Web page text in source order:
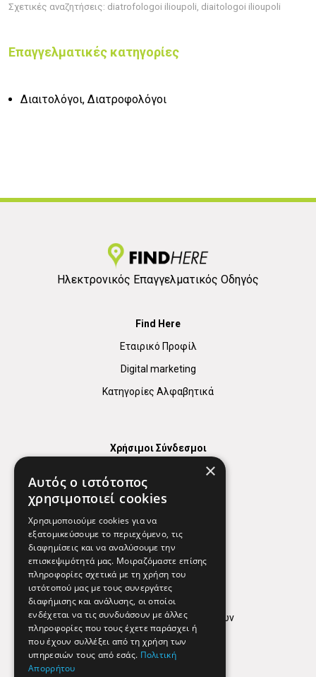
Σχετικές αναζητήσεις: diatrofologoi ilioupoli, diaitologoi ilioupoli
Επαγγελματικές κατηγορίες
Διαιτολόγοι, Διατροφολόγοι
Ηλεκτρονικός Επαγγελματικός Οδηγός
Find Here
Εταιρικό Προφίλ
Digital marketing
Κατηγορίες Αλφαβητικά
Χρήσιμοι Σύνδεσμοι
Χρήσιμα Τηλέφωνα
Εφημερεύοντα Φαρμακεία
Απόρρητο
Όροι Χρήσης
Πολιτική προστασίας δεδομένων
Findhere
×
Αυτός ο ιστότοπος
χρησιμοποιεί cookies
Χρησιμοποιούμε cookies για να
εξατομικεύσουμε το περιεχόμενο, τις
διαφημίσεις και να αναλύσουμε την
επισκεψιμότητά μας. Μοιραζόμαστε επίσης
πληροφορίες σχετικά με τη χρήση του
ιστότοπού μας με τους συνεργάτες
διαφήμισης και ανάλυσης, οι οποίοι
ενδέχεται να τις συνδυάσουν με άλλες
πληροφορίες που τους έχετε παράσχει ή
που έχουν συλλέξει από τη χρήση των
υπηρεσιών τους από εσάς. Πολιτική
Απορρήτου